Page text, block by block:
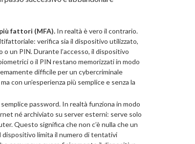
fattori (MFA). In realtà è vero il contrario.
verifica sia il dispositivo utilizzato,
un PIN. Durante l’accesso, il dispositivo
o il PIN restano memorizzati in modo
difficile per un cybercriminale
con un’esperienza più semplice e senza la
password. In realtà funziona in modo
né archiviato su server esterni: serve solo
Questo significa che non c’è nulla che un
dispositivo limita il numero di tentativi